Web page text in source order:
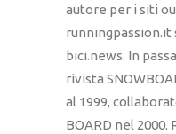
autore per i siti
runningpassion.it
bici.news. In
rivista
al 1999,
BOARD nel